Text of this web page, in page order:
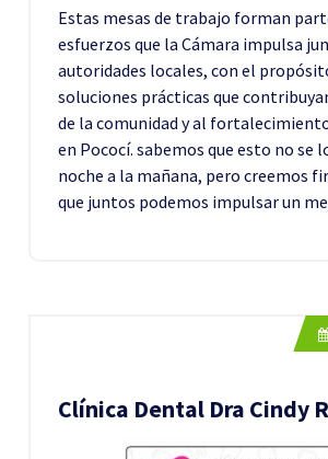
Estas mesas de trabajo forman
esfuerzos que la Cámara impulsa
autoridades locales, con el
soluciones prácticas que
de la comunidad y al
en Pococí. sabemos que esto no se
noche a la mañana, pero creemos
que juntos podemos impulsar un
Clínica Dental Dra Cindy